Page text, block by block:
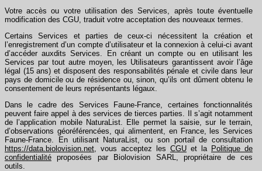
Votre accès ou votre utilisation des Services, après toute éventuelle
modification des CGU, traduit votre acceptation des nouveaux termes.
Certains Services et parties de ceux-ci nécessitent la création et
l’enregistrement d’un compte d’utilisateur et la connexion à celui-ci avant
d’accéder auxdits Services. En créant un compte ou en utilisant les
Services par tout autre moyen, les Utilisateurs garantissent avoir l’âge
légal (15 ans) et disposent des responsabilités pénale et civile dans leur
pays de domicile ou de résidence ou, sinon, qu’ils ont dûment obtenu le
consentement de leurs représentants légaux.
Dans le cadre des Services Faune-France, certaines fonctionnalités
peuvent faire appel à des services de tierces parties. Il s’agit notamment
de l’application mobile NaturaList. Elle permet la saisie, sur le terrain,
d’observations géoréférencées, qui alimentent, en France, les Services
Faune-France. En utilisant NaturaList, ou son portail de consultation
https://data.biolovision.net , vous acceptez les CGU et la Politique de
confidentialité proposées par Biolovision SARL, propriétaire de ces
outils